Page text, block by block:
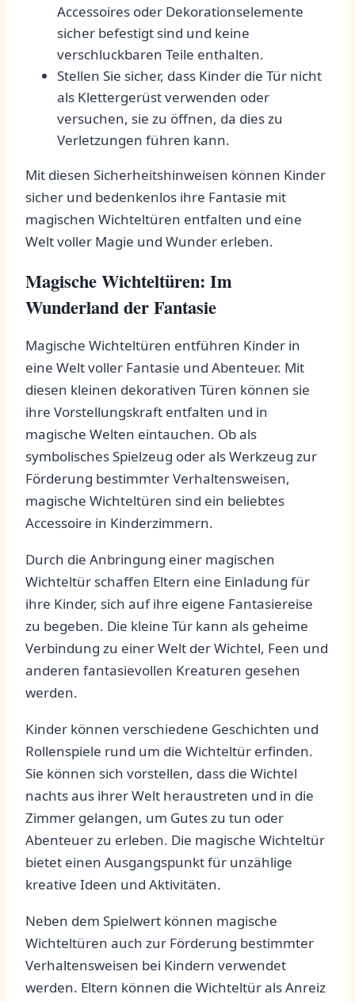
Accessoires oder Dekorationselemente
sicher befestigt sind und keine
verschluckbaren Teile enthalten.
Stellen Sie sicher, ‍dass Kinder die Tür nicht
als Klettergerüst verwenden oder
versuchen, sie zu öffnen, da dies zu
Verletzungen führen kann.
Mit diesen Sicherheitshinweisen können‍ Kinder
sicher und bedenkenlos ihre Fantasie ⁤mit
magischen⁢ Wichteltüren ​entfalten und eine
Welt voller Magie und Wunder erleben.
Magische‍ Wichteltüren: Im
⁤Wunderland⁢ der Fantasie
Magische Wichteltüren ‍entführen Kinder in
eine Welt voller Fantasie und Abenteuer. Mit
diesen kleinen dekorativen Türen können sie
ihre⁤ Vorstellungskraft entfalten und in
magische Welten eintauchen. Ob als
symbolisches Spielzeug oder als‍ Werkzeug zur
⁣Förderung ​bestimmter Verhaltensweisen,
magische Wichteltüren ⁣sind ‌ein beliebtes
Accessoire in Kinderzimmern.
Durch die Anbringung einer magischen
Wichteltür schaffen‍ Eltern eine Einladung für
ihre Kinder, sich auf ihre eigene Fantasiereise
zu begeben. Die⁣ kleine Tür kann als geheime
Verbindung⁣ zu einer​ Welt‍ der Wichtel, Feen und
anderen fantasievollen Kreaturen gesehen
werden.
Kinder können verschiedene Geschichten und
Rollenspiele rund um die Wichteltür erfinden.
Sie können sich⁣ vorstellen,​ dass die Wichtel
nachts aus ihrer Welt heraustreten ⁤und in die
Zimmer gelangen, um Gutes zu tun oder
Abenteuer zu⁤ erleben. Die magische Wichteltür
bietet einen Ausgangspunkt für unzählige
kreative Ideen und Aktivitäten.
Neben dem Spielwert können magische
Wichteltüren auch zur Förderung bestimmter
Verhaltensweisen bei Kindern verwendet
werden. Eltern können die ⁣Wichteltür als Anreiz‍